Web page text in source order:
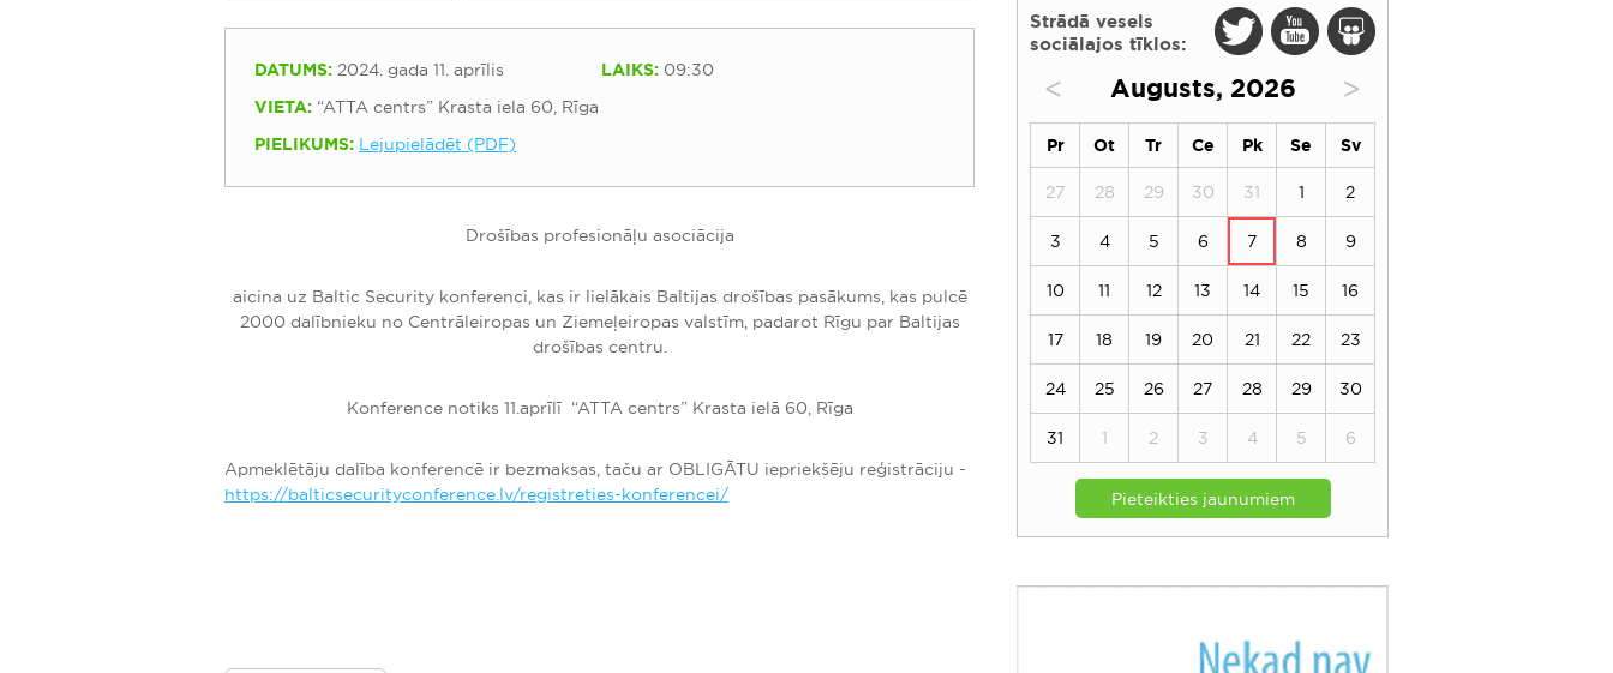
DATUMS: 2024. gada 11. aprīlis LAIKS: 09:30
VIETA: “ATTA centrs” Krasta iela 60, Rīga
PIELIKUMS: Lejupielādēt (PDF)
Drošības profesionāļu asociācija
aicina uz Baltic Security konferenci, kas ir lielākais Baltijas drošības pasākums, kas pulcē
2000 dalībnieku no Centrāleiropas un Ziemeļeiropas valstīm, padarot Rīgu par Baltijas
drošības centru.
Konference notiks 11.aprīlī “ATTA centrs” Krasta ielā 60, Rīga
Apmeklētāju dalība konferencē ir bezmaksas, taču ar OBLIGĀTU iepriekšēju reģistrāciju -
https://balticsecurityconference.lv/registreties-konferencei/
Strādā vesels
sociālajos tīklos:
< Augusts, 2026 >
Pr Ot Tr Ce Pk Se Sv
27 28 29 30 31 1 2
3 4 5 6 7 8 9
10 11 12 13 14 15 16
17 18 19 20 21 22 23
24 25 26 27 28 29 30
31 1 2 3 4 5 6
Pieteikties jaunumiem